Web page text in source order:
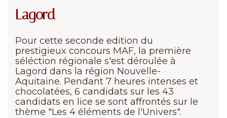
Lagord
Pour cette seconde edition du
prestigieux concours MAF, la première
séléction régionale s'est déroulée à
Lagord dans la région Nouvelle-
Aquitaine. Pendant 7 heures intenses et
chocolatées, 6 candidats sur les 43
candidats en lice se sont affrontés sur le
thème "Les 4 éléments de l'Univers".